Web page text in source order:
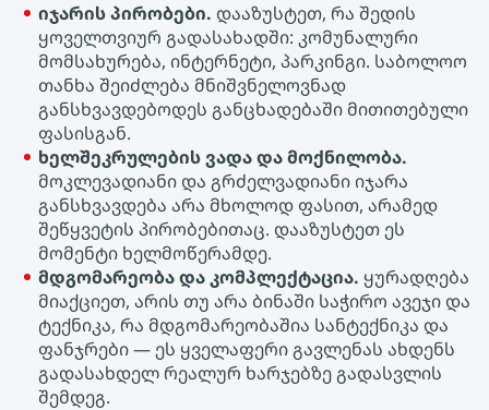
იჯარის პირობები. დააზუსტეთ, რა შედის
ყოველთვიურ გადასახადში: კომუნალური
მომსახურება, ინტერნეტი, პარკინგი. საბოლოო
თანხა შეიძლება მნიშვნელოვნად
განსხვავდებოდეს განცხადებაში მითითებული
ფასისგან.
ხელშეკრულების ვადა და მოქნილობა.
მოკლევადიანი და გრძელვადიანი იჯარა
განსხვავდება არა მხოლოდ ფასით, არამედ
შეწყვეტის პირობებითაც. დააზუსტეთ ეს
მომენტი ხელმოწერამდე.
მდგომარეობა და კომპლექტაცია. ყურადღება
მიაქციეთ, არის თუ არა ბინაში საჭირო ავეჯი და
ტექნიკა, რა მდგომარეობაშია სანტექნიკა და
ფანჯრები — ეს ყველაფერი გავლენას ახდენს
გადასახდელ რეალურ ხარჯებზე გადასვლის
შემდეგ.